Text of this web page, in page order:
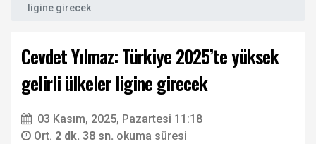
ligine girecek
Cevdet Yılmaz: Türkiye 2025’te yüksek
gelirli ülkeler ligine girecek
03 Kasım, 2025, Pazartesi 11:18
Ort. 2 dk. 38 sn. okuma süresi